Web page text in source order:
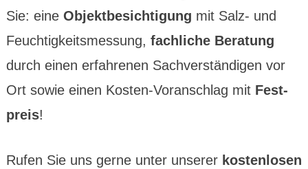
Sie: eine Objekt­­besich­­tigung mit Salz- und
Feuchtig­­keits­­messung, fach­liche Bera­­tung
durch einen er­fahre­nen Sach­­ver­­stän­digen vor
Ort sowie einen Kosten­-Vor­­an­­schlag mit Fest­­
preis!
Rufen Sie uns gerne unter unserer kosten­losen